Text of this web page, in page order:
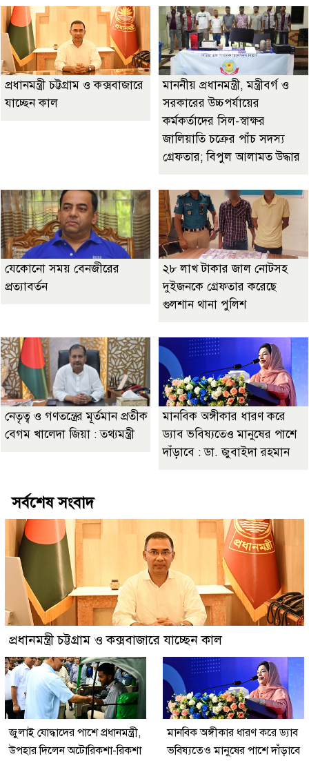
প্রধানমন্ত্রী চট্টগ্রাম ও কক্সবাজারে
যাচ্ছেন কাল
মাননীয় প্রধানমন্ত্রী, মন্ত্রীবর্গ ও
সরকারের উচ্চপর্যায়ের
কর্মকর্তাদের সিল-স্বাক্ষর
জালিয়াতি চক্রের পাঁচ সদস্য
গ্রেফতার; বিপুল আলামত উদ্ধার
যেকোনো সময় বেনজীরের
প্রত্যাবর্তন
২৮ লাখ টাকার জাল নোটসহ
দুইজনকে গ্রেফতার করেছে
গুলশান থানা পুলিশ
নেতৃত্ব ও গণতন্ত্রের মূর্তমান প্রতীক
বেগম খালেদা জিয়া : তথ্যমন্ত্রী
মানবিক অঙ্গীকার ধারণ করে
ড্যাব ভবিষ্যতেও মানুষের পাশে
দাঁড়াবে : ডা. জুবাইদা রহমান
সর্বশেষ সংবাদ
প্রধানমন্ত্রী চট্টগ্রাম ও কক্সবাজারে যাচ্ছেন কাল
জুলাই যোদ্ধাদের পাশে প্রধানমন্ত্রী,
উপহার দিলেন অটোরিকশা-রিকশা
মানবিক অঙ্গীকার ধারণ করে ড্যাব
ভবিষ্যতেও মানুষের পাশে দাঁড়াবে